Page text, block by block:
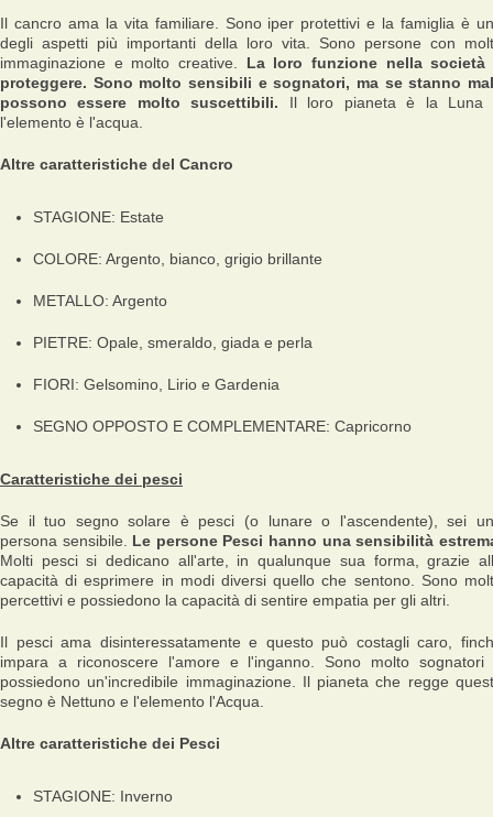
Il cancro ama la vita familiare. Sono iper protettivi e la famiglia è
degli aspetti più importanti della loro vita. Sono persone con
immaginazione e molto creative. La loro funzione nella società
proteggere. Sono molto sensibili e sognatori, ma se stanno
possono essere molto suscettibili. Il loro pianeta è la Luna
l'elemento è l'acqua.
Altre caratteristiche del Cancro
STAGIONE: Estate
COLORE: Argento, bianco, grigio brillante
METALLO: Argento
PIETRE: Opale, smeraldo, giada e perla
FIORI: Gelsomino, Lirio e Gardenia
SEGNO OPPOSTO E COMPLEMENTARE: Capricorno
Caratteristiche dei pesci
Se il tuo segno solare è pesci (o lunare o l'ascendente), sei
persona sensibile. Le persone Pesci hanno una sensibilità
Molti pesci si dedicano all'arte, in qualunque sua forma, grazie
capacità di esprimere in modi diversi quello che sentono. Sono
percettivi e possiedono la capacità di sentire empatia per gli altri.
Il pesci ama disinteressatamente e questo può costagli caro,
impara a riconoscere l'amore e l'inganno. Sono molto sognatori
possiedono un'incredibile immaginazione. Il pianeta che regge
segno è Nettuno e l'elemento l'Acqua.
Altre caratteristiche dei Pesci
STAGIONE: Inverno